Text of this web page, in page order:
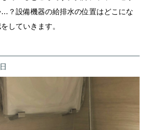
？設備機器の給排水の位置はどこにな
していきます。